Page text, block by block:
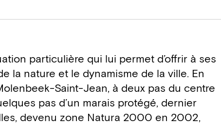
particulière qui lui permet d’offrir à ses
la nature et le dynamisme de la ville. En
Saint-Jean, à deux pas du centre
pas d’un marais protégé, dernier
devenu zone Natura 2000 en 2002,